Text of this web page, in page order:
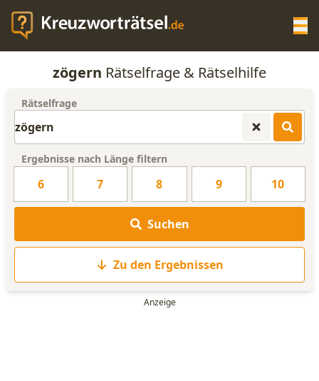
KREUZWORTRÄTSEL-HILFE
WORTLISTE
zögern Rätselfrage & Rätselhilfe
Rätselfrage
Ergebnisse nach Länge filtern
6 7 8 9 10
Suchen
Zu den Ergebnissen